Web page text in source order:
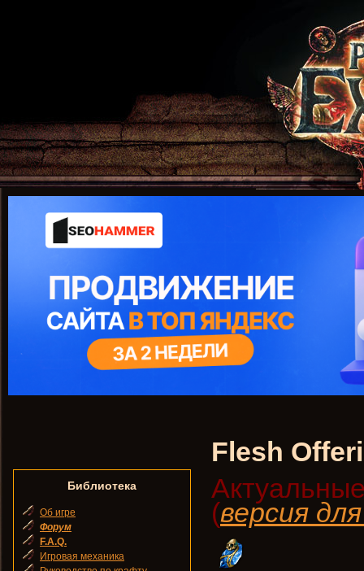
Flesh
(версия
Библиотека
Об игре
Форум
F.A.Q.
Игровая механика